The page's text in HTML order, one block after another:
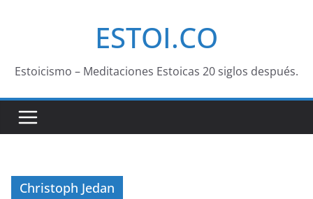
ESTOI.CO
Estoicismo – Meditaciones Estoicas 20 siglos después.
Christoph Jedan